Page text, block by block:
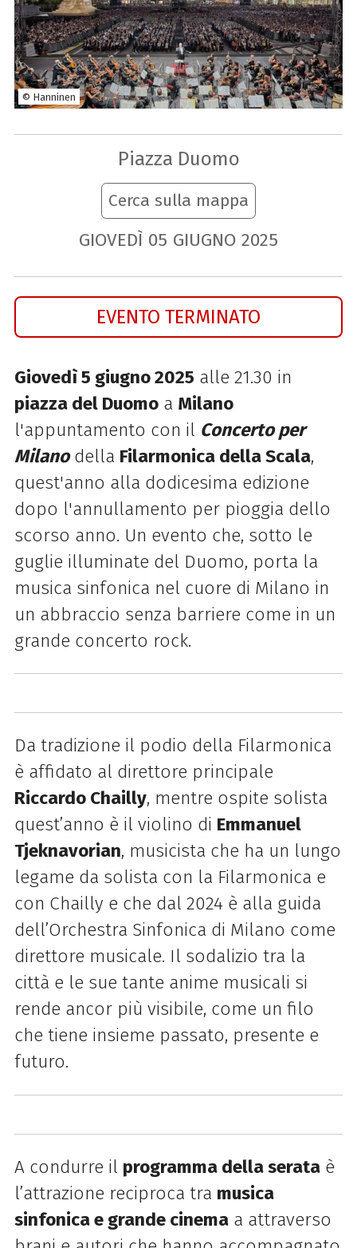
© Hanninen
Piazza Duomo
Cerca sulla mappa
GIOVEDÌ 05 GIUGNO 2025
EVENTO TERMINATO
Giovedì 5 giugno 2025 alle 21.30 in
piazza del Duomoa Milano
l'appuntamento con il Concerto per
Milanodella Filarmonica della Scala,
quest'anno alla dodicesima edizione
dopo l'annullamento per pioggia dello
scorso anno. Un evento che, sotto le
guglie illuminate del Duomo, porta la
musica sinfonica nel cuore di Milano in
un abbraccio senza barriere come in un
grande concerto rock.
Da tradizione il podio della Filarmonica
è affidato al direttore principale
Riccardo Chailly, mentre ospite solista
quest’anno è il violino di Emmanuel
Tjeknavorian, musicista che ha un lungo
legame da solista con la Filarmonica e
con Chailly e che dal 2024 è alla guida
dell’Orchestra Sinfonica di Milano come
direttore musicale. Il sodalizio tra la
città e le sue tante anime musicali si
rende ancor più visibile, come un filo
che tiene insieme passato, presente e
futuro.
A condurre il programma della serataè
l’attrazione reciproca tra musica
sinfonica e grande cinemaa attraverso